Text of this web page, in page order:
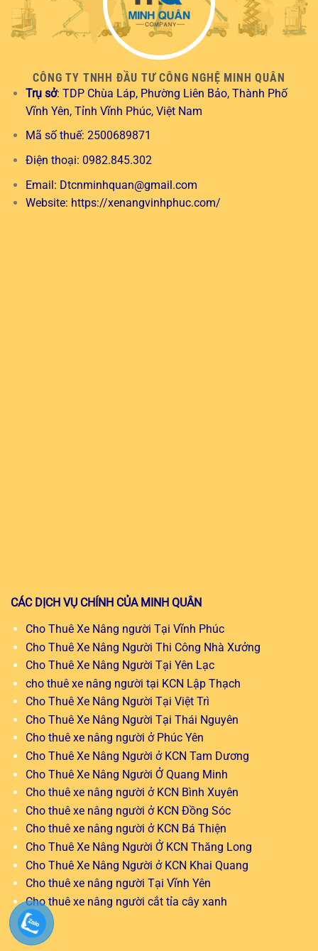
CÔNG TY TNHH ĐẦU TƯ CÔNG NGHỆ MINH QUÂN
Trụ sở: TDP Chùa Láp, Phường Liên Bảo, Thành Phố
Vĩnh Yên, Tỉnh Vĩnh Phúc, Việt Nam
Mã số thuế: 2500689871
Điện thoại: 0982.845.302
Email: Dtcnminhquan@gmail.com
Website: https://xenangvinhphuc.com/
CÁC DỊCH VỤ CHÍNH CỦA MINH QUÂN
Cho Thuê Xe Nâng người Tại Vĩnh Phúc
Cho Thuê Xe Nâng Người Thi Công Nhà Xưởng
Cho Thuê Xe Nâng Người Tại Yên Lạc
cho thuê xe nâng người tại KCN Lập Thạch
Cho Thuê Xe Nâng Người Tại Việt Trì
Cho Thuê Xe Nâng Người Tại Thái Nguyên
Cho thuê xe nâng người ở Phúc Yên
Cho Thuê Xe Nâng Người ở KCN Tam Dương
Cho Thuê Xe Nâng Người Ở Quang Minh
Cho thuê xe nâng người ở KCN Bình Xuyên
Cho thuê xe nâng người ở KCN Đồng Sóc
Cho thuê xe nâng người ở KCN Bá Thiện
Cho Thuê Xe Nâng Người Ở KCN Thăng Long
Cho Thuê Xe Nâng Người ở KCN Khai Quang
Cho thuê xe nâng người Tại Vĩnh Yên
Cho thuê xe nâng người cắt tỉa cây xanh